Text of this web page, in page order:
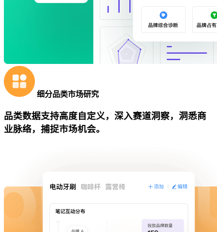
细分品类市场研究
品类数据支持高度自定义，深入赛道洞察，洞悉商
业脉络，捕捉市场机会。